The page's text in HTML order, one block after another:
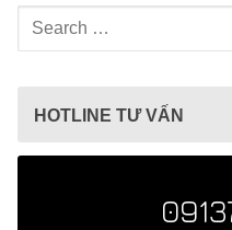
Tìm
kiếm
HOTLINE TƯ VẤN